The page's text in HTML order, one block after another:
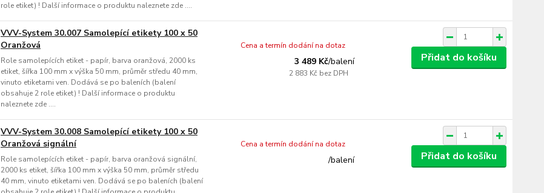
role etiket) ! Další informace o produktu naleznete zde ....
VVV-System 30.007 Samolepící etikety 100 x 50
Oranžová
Role samolepících etiket - papír, barva oranžová, 2000 ks
etiket, šířka 100 mm x výška 50 mm, průměr středu 40 mm,
vinuto etiketami ven. Dodává se po baleních (balení
obsahuje 2 role etiket) ! Další informace o produktu
naleznete zde ....
3 489 Kč/balení
2 883 Kč bez DPH
Cena a termín dodání na dotaz
Přidat do košíku
VVV-System 30.008 Samolepící etikety 100 x 50
Oranžová signální
Role samolepících etiket - papír, barva oranžová signální,
2000 ks etiket, šířka 100 mm x výška 50 mm, průměr středu
40 mm, vinuto etiketami ven. Dodává se po baleních (balení
/balení
Cena a termín dodání na dotaz
Přidat do košíku